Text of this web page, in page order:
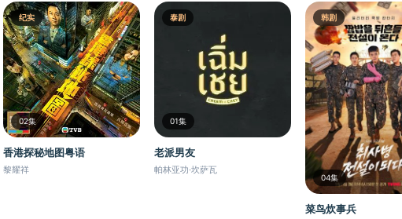
纪实
02集
香港探秘地图粤语
黎耀祥
泰剧
01集
老派男友
帕林亚功·坎萨瓦
韩剧
04集
菜鸟炊事兵